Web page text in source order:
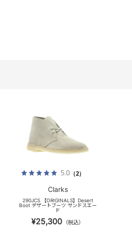
5.0（2）
Clarks
290JCS 【ORIGINALS】Desert
Boot デザートブーツ サンドスエー
ド
¥25,300 （税込）